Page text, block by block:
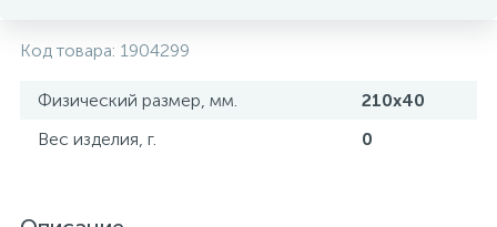
Код товара: 1904299
Физический размер, мм.
210х40
Вес изделия, г.
0